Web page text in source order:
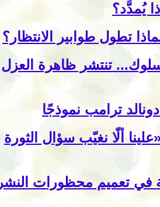
يُمدَّد؟
تطول طوابير الانتظار؟
تنتشر ظاهرة العزل
ترامب نموذجًا
ألّا نغيّب سؤال الثورة
في تعميم محظورات النشر